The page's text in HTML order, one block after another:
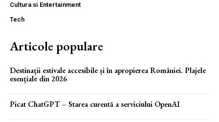
Cultura si Entertainment
Tech
Articole populare
Destinații estivale accesibile și în apropierea României. Plajele
esențiale din 2026
Picat ChatGPT – Starea curentă a serviciului OpenAI